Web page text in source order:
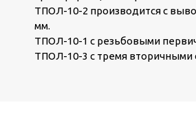
ТПОЛ-10-2 производится с
мм.
ТПОЛ-10-1 с резьбовыми
ТПОЛ-10-3 с тремя вторичными